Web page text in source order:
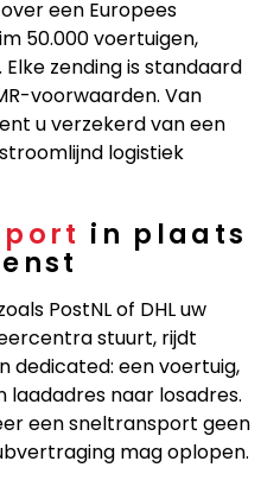
een Europees
50.000 voertuigen,
zending is standaard
voorwaarden. Van
u verzekerd van een
logistiek
in plaats
PostNL of DHL uw
stuurt, rijdt
dedicated: een voertuig,
naar losadres.
een sneltransport geen
mag oplopen.